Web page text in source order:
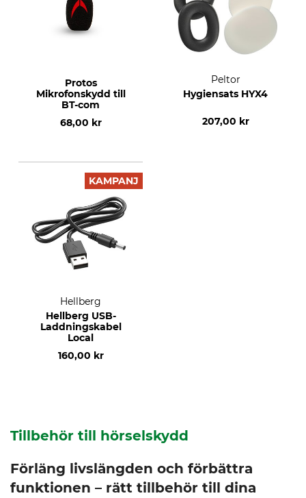
Protos
Mikrofonskydd till
BT-com
68,00 kr
Peltor
Hygiensats HYX4
207,00 kr
KAMPANJ
Hellberg
Hellberg USB-
Laddningskabel
Local
160,00 kr
Tillbehör till hörselskydd
Förläng livslängden och förbättra
funktionen – rätt tillbehör till dina